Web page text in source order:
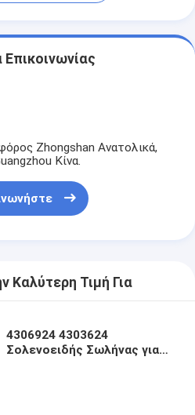
Επικοινωνίας
Zhongshan Ανατολικά,
Κίνα.
Καλύτερη Τιμή Για
4306924 4303624
Σολενοειδής Σωλήνας για